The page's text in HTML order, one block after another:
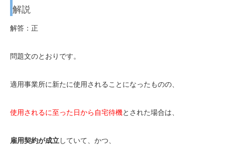
解説
解答：正
問題文のとおりです。
適用事業所に新たに使用されることになったものの、
使用されるに至った日から自宅待機とされた場合は、
雇用契約が成立していて、かつ、